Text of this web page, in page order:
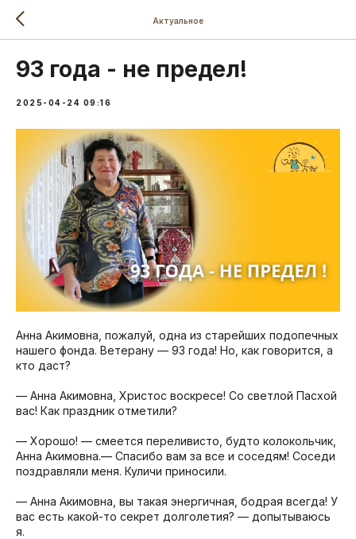
Актуальное
93 года - не предел!
2025-04-24 09:16
Анна Акимовна, пожалуй, одна из старейших подопечных
нашего фонда. Ветерану — 93 года! Но, как говорится, а
кто даст?
— Анна Акимовна, Христос воскресе! Со светлой Пасхой
вас! Как праздник отметили?
— Хорошо! — смеется переливисто, будто колокольчик,
Анна Акимовна.— Спасибо вам за все и соседям! Соседи
поздравляли меня. Куличи приносили.
— Анна Акимовна, вы такая энергичная, бодрая всегда! У
вас есть какой-то секрет долголетия? — допытываюсь
я.